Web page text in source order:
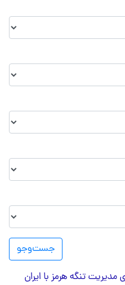
جست‌و‌جو
تنگه هرمز با ایران